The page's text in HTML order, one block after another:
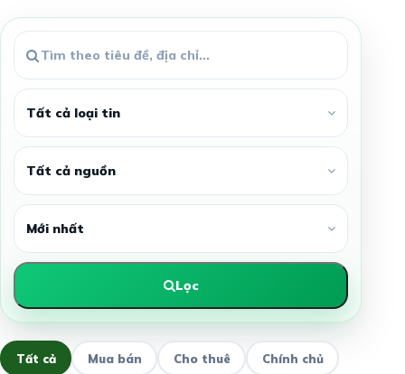
Lọc
Tất cả Mua bán Cho thuê Chính chủ